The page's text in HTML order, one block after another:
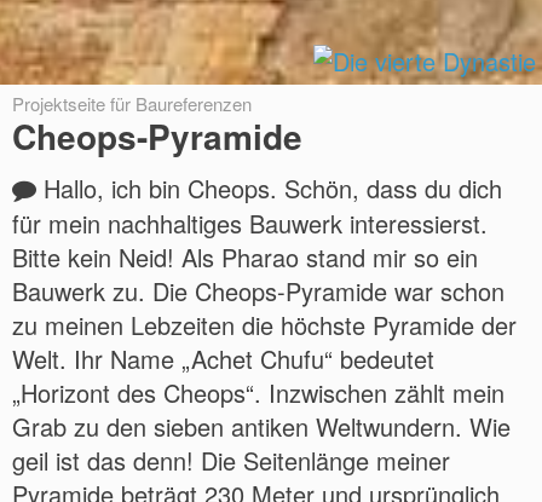
Projektseite für Baureferenzen
Cheops-Pyramide
Hallo, ich bin Cheops. Schön, dass du dich
für mein nachhaltiges Bauwerk interessierst.
Bitte kein Neid! Als Pharao stand mir so ein
Bauwerk zu. Die Cheops-Pyramide war schon
zu meinen Lebzeiten die höchste Pyramide der
Welt. Ihr Name „Achet Chufu“ bedeutet
„Horizont des Cheops“. Inzwischen zählt mein
Grab zu den sieben antiken Weltwundern. Wie
geil ist das denn! Die Seitenlänge meiner
Pyramide beträgt 230 Meter und ursprünglich